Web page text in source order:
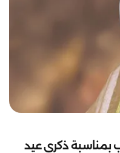
بمناسبة ذكرى عيد